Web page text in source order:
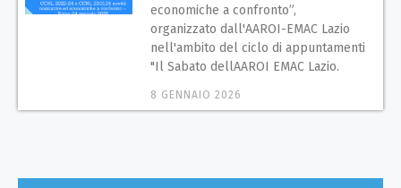
economiche a confronto”,
organizzato dall'AAROI-EMAC Lazio
nell'ambito del ciclo di appuntamenti
"Il Sabato dellAAROI EMAC Lazio.
8 GENNAIO 2026